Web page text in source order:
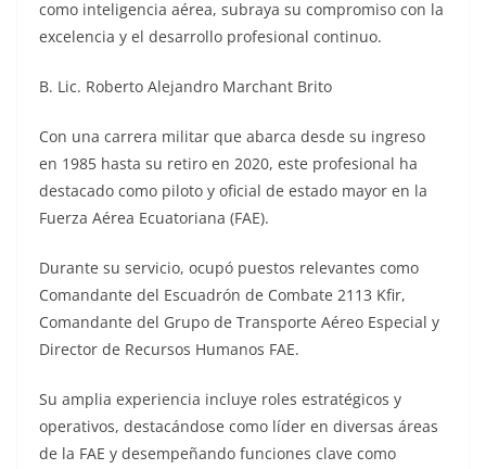
como inteligencia aérea, subraya su compromiso con la
excelencia y el desarrollo profesional continuo.
B. Lic. Roberto Alejandro Marchant Brito
Con una carrera militar que abarca desde su ingreso
en 1985 hasta su retiro en 2020, este profesional ha
destacado como piloto y oficial de estado mayor en la
Fuerza Aérea Ecuatoriana (FAE).
Durante su servicio, ocupó puestos relevantes como
Comandante del Escuadrón de Combate 2113 Kfir,
Comandante del Grupo de Transporte Aéreo Especial y
Director de Recursos Humanos FAE.
Su amplia experiencia incluye roles estratégicos y
operativos, destacándose como líder en diversas áreas
de la FAE y desempeñando funciones clave como